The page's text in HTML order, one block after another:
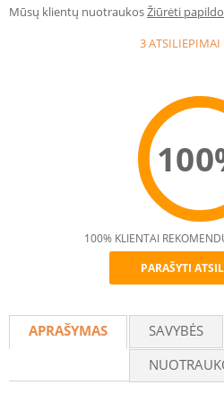
Mūsų klientų nuotraukosŽiūrėti
3 ATSILIEPIMAI
100% KLIENTAI
PARAŠYTI
APRAŠYMAS SAVYBĖS